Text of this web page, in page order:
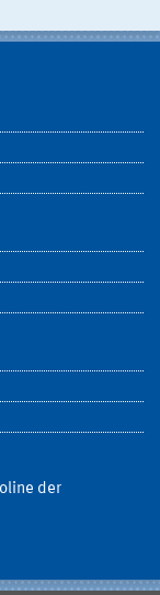
der